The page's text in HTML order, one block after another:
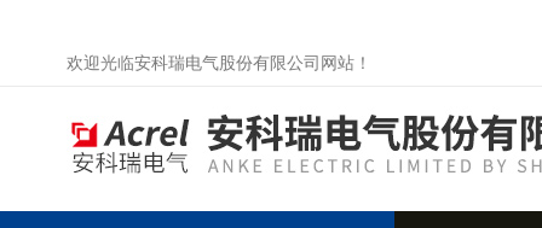
欢迎光临安科瑞电气股份有限公司网站！